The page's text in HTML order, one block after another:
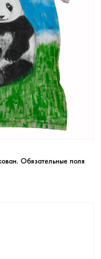
Обязательные поля